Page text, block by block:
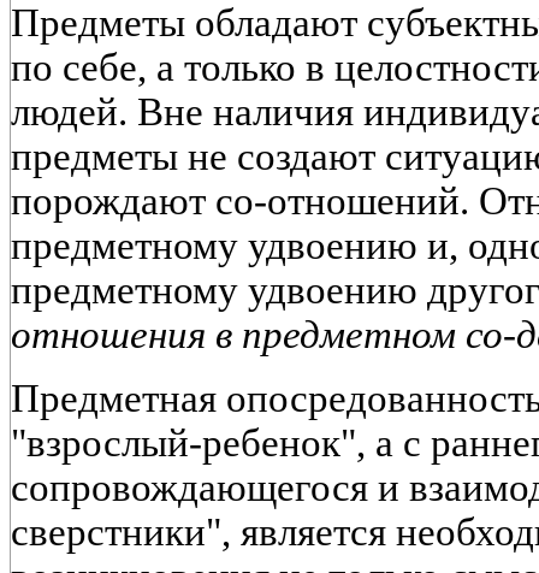
Предметы обладают
по себе, а только в
людей. Вне наличия
предметы не создают
порождают со-отношений.
предметному удвоению и,
предметному удвоению
отношения в предметном со-
Предметная
"взрослый-ребенок", а с
сопровождающегося и
сверстники", является